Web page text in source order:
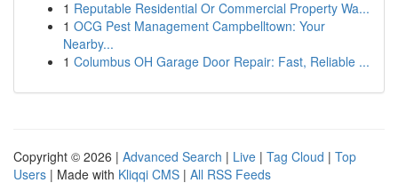
1 Reputable Residential Or Commercial Property Wa...
1 OCG Pest Management Campbelltown: Your
Nearby...
1 Columbus OH Garage Door Repair: Fast, Reliable ...
Copyright © 2026 | Advanced Search | Live | Tag Cloud | Top
Users | Made with Kliqqi CMS | All RSS Feeds